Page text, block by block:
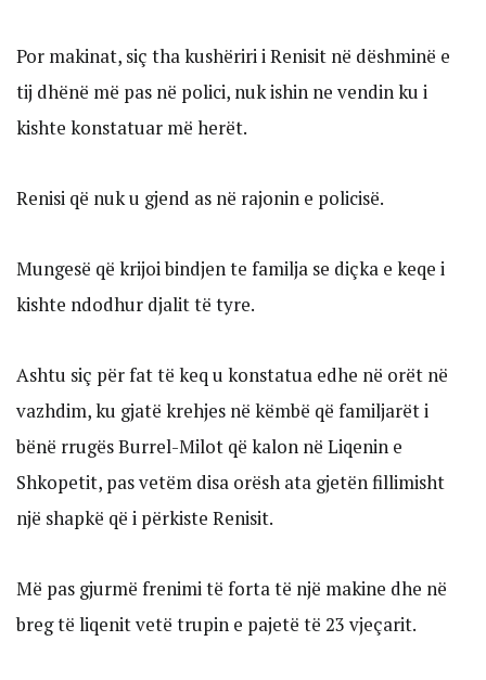
Por makinat, siç tha kushëriri i Renisit në dëshminë e
tij dhënë më pas në polici, nuk ishin ne vendin ku i
kishte konstatuar më herët.
Renisi që nuk u gjend as në rajonin e policisë.
Mungesë që krijoi bindjen te familja se diçka e keqe i
kishte ndodhur djalit të tyre.
Ashtu siç për fat të keq u konstatua edhe në orët në
vazhdim, ku gjatë krehjes në këmbë që familjarët i
bënë rrugës Burrel-Milot që kalon në Liqenin e
Shkopetit, pas vetëm disa orësh ata gjetën fillimisht
një shapkë që i përkiste Renisit.
Më pas gjurmë frenimi të forta të një makine dhe në
breg të liqenit vetë trupin e pajetë të 23 vjeçarit.